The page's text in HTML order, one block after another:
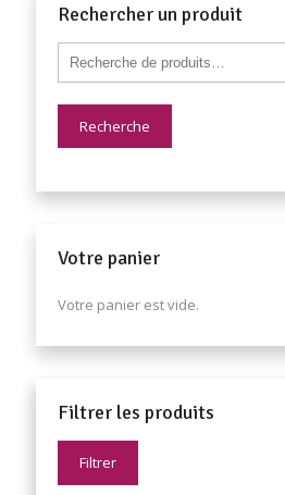
Rechercher un produit
Recherche
Votre panier
Votre panier est vide.
Filtrer les produits
Filtrer